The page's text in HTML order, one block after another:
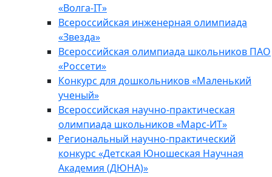
«Волга-IT»
Всероссийская инженерная олимпиада
«Звезда»
Всероссийская олимпиада школьников ПАО
«Россети»
Конкурс для дошкольников «Маленький
ученый»
Всероссийская научно-практическая
олимпиада школьников «Марс-ИТ»
Региональный научно-практический
конкурс «Детская Юношеская Научная
Академия (ДЮНА)»